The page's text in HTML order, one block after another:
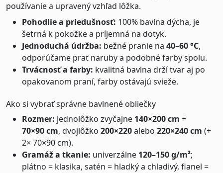
používanie a upravený vzhľad lôžka.
Pohodlie a priedušnosť: 100% bavlna dýcha, je
šetrná k pokožke a príjemná na dotyk.
Jednoduchá údržba: bežné pranie na 40–60 °C,
odporúčame prať naruby a podobné farby spolu.
Trvácnosť a farby: kvalitná bavlna drží tvar aj po
opakovanom praní, farby ostávajú svieže.
Ako si vybrať správne bavlnené obliečky
Rozmer: jednolôžko zvyčajne 140×200 cm +
70×90 cm, dvojlôžko 200×220alebo 220×240 cm (+
2× 70×90 cm).
Gramáž a tkanie: univerzálne 120–150 g/m²;
plátno = klasika, satén = hladký a chladivý, flanel =